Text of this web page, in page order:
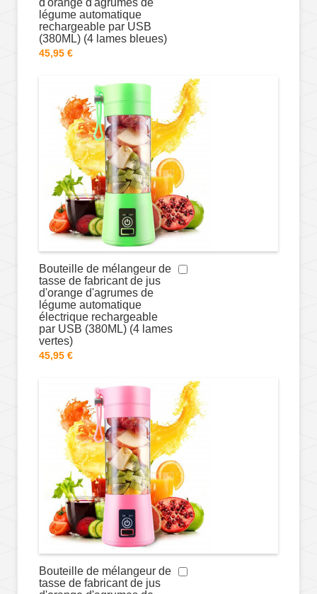
légume automatique
rechargeable par USB
(380ML) (4 lames bleues)
45,95 €
Bouteille de mélangeur de
tasse de fabricant de jus
d'orange d'agrumes de
légume automatique
électrique rechargeable
par USB (380ML) (4 lames
vertes)
45,95 €
Bouteille de mélangeur de
tasse de fabricant de jus